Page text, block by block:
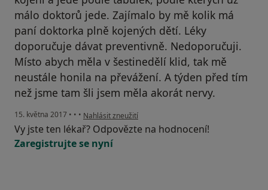
málo doktorů jede. Zajímalo by mě kolik má
paní doktorka plně kojených dětí. Léky
doporučuje dávat preventivně. Nedoporučuji.
Místo abych měla v šestinedělí klid, tak mě
neustále honila na převážení. A týden před tím
než jsme tam šli jsem měla akorát nervy.
15. května 2017 • • • podle názoru uživatele Váš účet byl odstraněn
Nahlásit zneužití
Vy jste ten lékař? Odpovězte na hodnocení!
Zaregistrujte se nyní